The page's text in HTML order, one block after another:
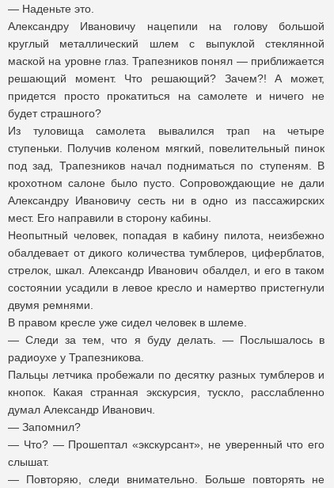
— Наденьте это.
Александру Ивановичу нацепили на голову большой
круглый металлический шлем с выпуклой стеклянной
маской на уровне глаз. Трапезников понял — приближается
решающий момент. Что решающий? Зачем?! А может,
придется просто прокатиться на самолете и ничего не
будет страшного?
Из туловища самолета вывалился трап на четыре
ступеньки. Получив коленом мягкий, повелительный пинок
под зад, Трапезников начал подниматься по ступеням. В
крохотном салоне было пусто. Сопровождающие не дали
Александру Ивановичу сесть ни в одно из пассажирских
мест. Его направили в сторону кабины.
Неопытный человек, попадая в кабину пилота, неизбежно
обалдевает от дикого количества тумблеров, циферблатов,
стрелок, шкал. Александр Иванович обалдел, и его в таком
состоянии усадили в левое кресло и намертво пристегнули
двумя ремнями.
В правом кресле уже сидел человек в шлеме.
— Следи за тем, что я буду делать. — Послышалось в
радиоухе у Трапезникова.
Пальцы летчика пробежали по десятку разных тумблеров и
кнопок. Какая странная экскурсия, тускло, расслабленно
думал Александр Иванович.
— Запомнил?
— Что? — Прошептал «экскурсант», не уверенный что его
слышат.
— Повторяю, следи внимательно. Больше повторять не